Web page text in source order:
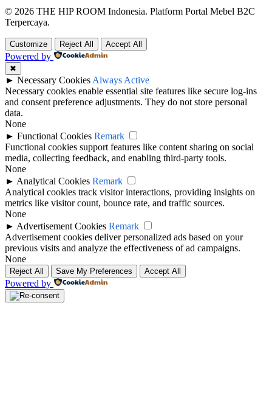
© 2026 THE HIP ROOM Indonesia. Platform Portal Mebel B2C
Terpercaya.
Customize Reject All Accept All
Powered by
✖
► Necessary Cookies Always Active
Necessary cookies enable essential site features like secure log-ins
and consent preference adjustments. They do not store personal
data.
None
► Functional Cookies Remark
Functional cookies support features like content sharing on social
media, collecting feedback, and enabling third-party tools.
None
► Analytical Cookies Remark
Analytical cookies track visitor interactions, providing insights on
metrics like visitor count, bounce rate, and traffic sources.
None
► Advertisement Cookies Remark
Advertisement cookies deliver personalized ads based on your
previous visits and analyze the effectiveness of ad campaigns.
None
Reject All Save My Preferences Accept All
Powered by